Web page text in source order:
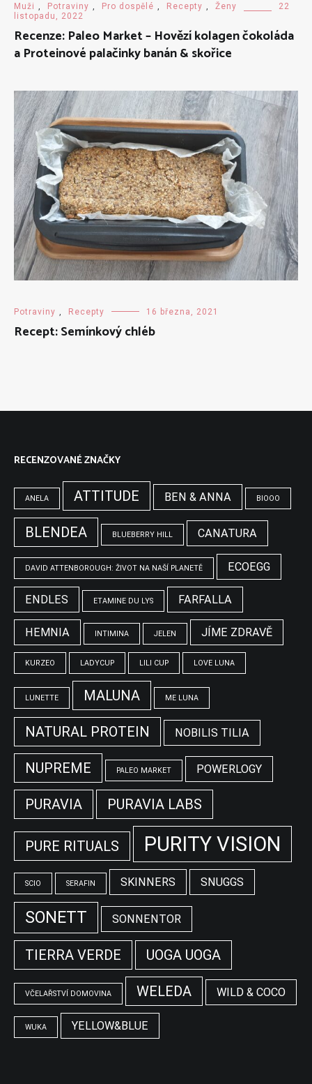
Muži , Potraviny , Pro dospělé , Recepty , Ženy
22
listopadu, 2022
Recenze: Paleo Market – Hovězí kolagen čokoláda
a Proteinové palačinky banán & skořice
Potraviny , Recepty 16 března, 2021
Recept: Semínkový chléb
RECENZOVANÉ ZNAČKY
ANELA ATTITUDE BEN & ANNA BIOOO
BLENDEA BLUEBERRY HILL CANATURA
DAVID ATTENBOROUGH: ŽIVOT NA NAŠÍ PLANETĚ ECOEGG
ENDLES ETAMINE DU LYS FARFALLA
HEMNIA INTIMINA JELEN JÍME ZDRAVĚ
KURZEO LADYCUP LILI CUP LOVE LUNA
LUNETTE MALUNA ME LUNA
NATURAL PROTEIN NOBILIS TILIA
NUPREME PALEO MARKET POWERLOGY
PURAVIA PURAVIA LABS
PURE RITUALS PURITY VISION
SCIO SERAFIN SKINNERS SNUGGS
SONETT SONNENTOR
TIERRA VERDE UOGA UOGA
VČELAŘSTVÍ DOMOVINA WELEDA WILD & COCO
WUKA YELLOW&BLUE